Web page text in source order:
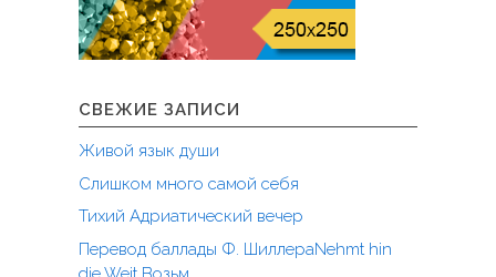
СВЕЖИЕ ЗАПИСИ
Живой язык души
Слишком много самой себя
Тихий Адриатический вечер
Перевод баллады Ф. ШиллераNehmt hin